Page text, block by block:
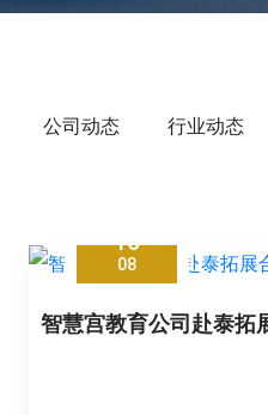
公司动态 行业动态
16
08
智慧宫教育公司赴泰拓